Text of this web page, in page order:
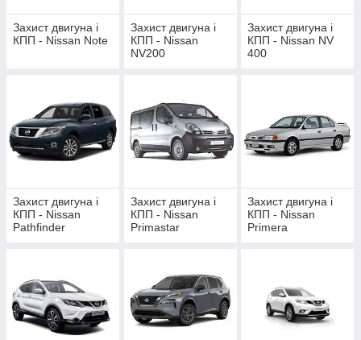
Захист двигуна і
КПП - Nissan Note
Захист двигуна і
КПП - Nissan
NV200
Захист двигуна і
КПП - Nissan NV
400
Захист двигуна і
КПП - Nissan
Pathfinder
Захист двигуна і
КПП - Nissan
Primastar
Захист двигуна і
КПП - Nissan
Primera